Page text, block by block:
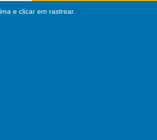
e clicar em rastrear.